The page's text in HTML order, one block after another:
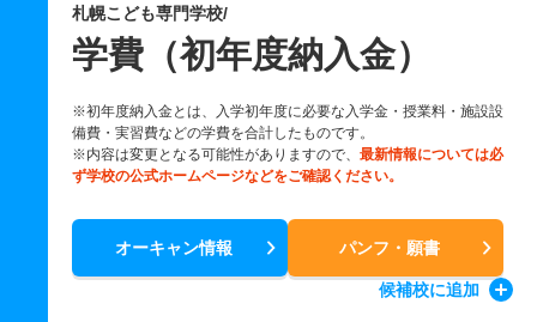
札幌こども専門学校/
学費（初年度納入金）
※初年度納入金とは、入学初年度に必要な入学金・授業料・施設設
備費・実習費などの学費を合計したものです。
※内容は変更となる可能性がありますので、 最新情報については必
ず学校の公式ホームページなどをご確認ください。
オーキャン情報 パンフ・願書
候補校に追加